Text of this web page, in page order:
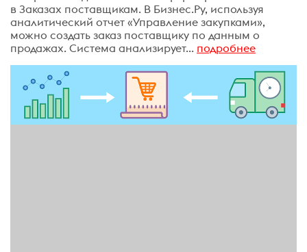
в Заказах поставщикам. В Бизнес.Ру, используя
аналитический отчет «Управление закупками»,
можно создать заказ поставщику по данным о
продажах. Система анализирует... подробнее